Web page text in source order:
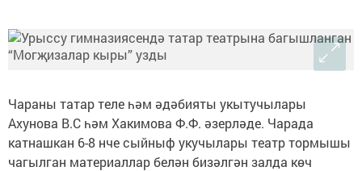
Чараны татар теле һәм әдәбияты укытучылары
Ахунова В.С һәм Хакимова Ф.Ф. әзерләде. Чарада
катнашкан 6-8 нче сыйныф укучылары театр тормышы
чагылган материаллар белән бизәлгән залда көч